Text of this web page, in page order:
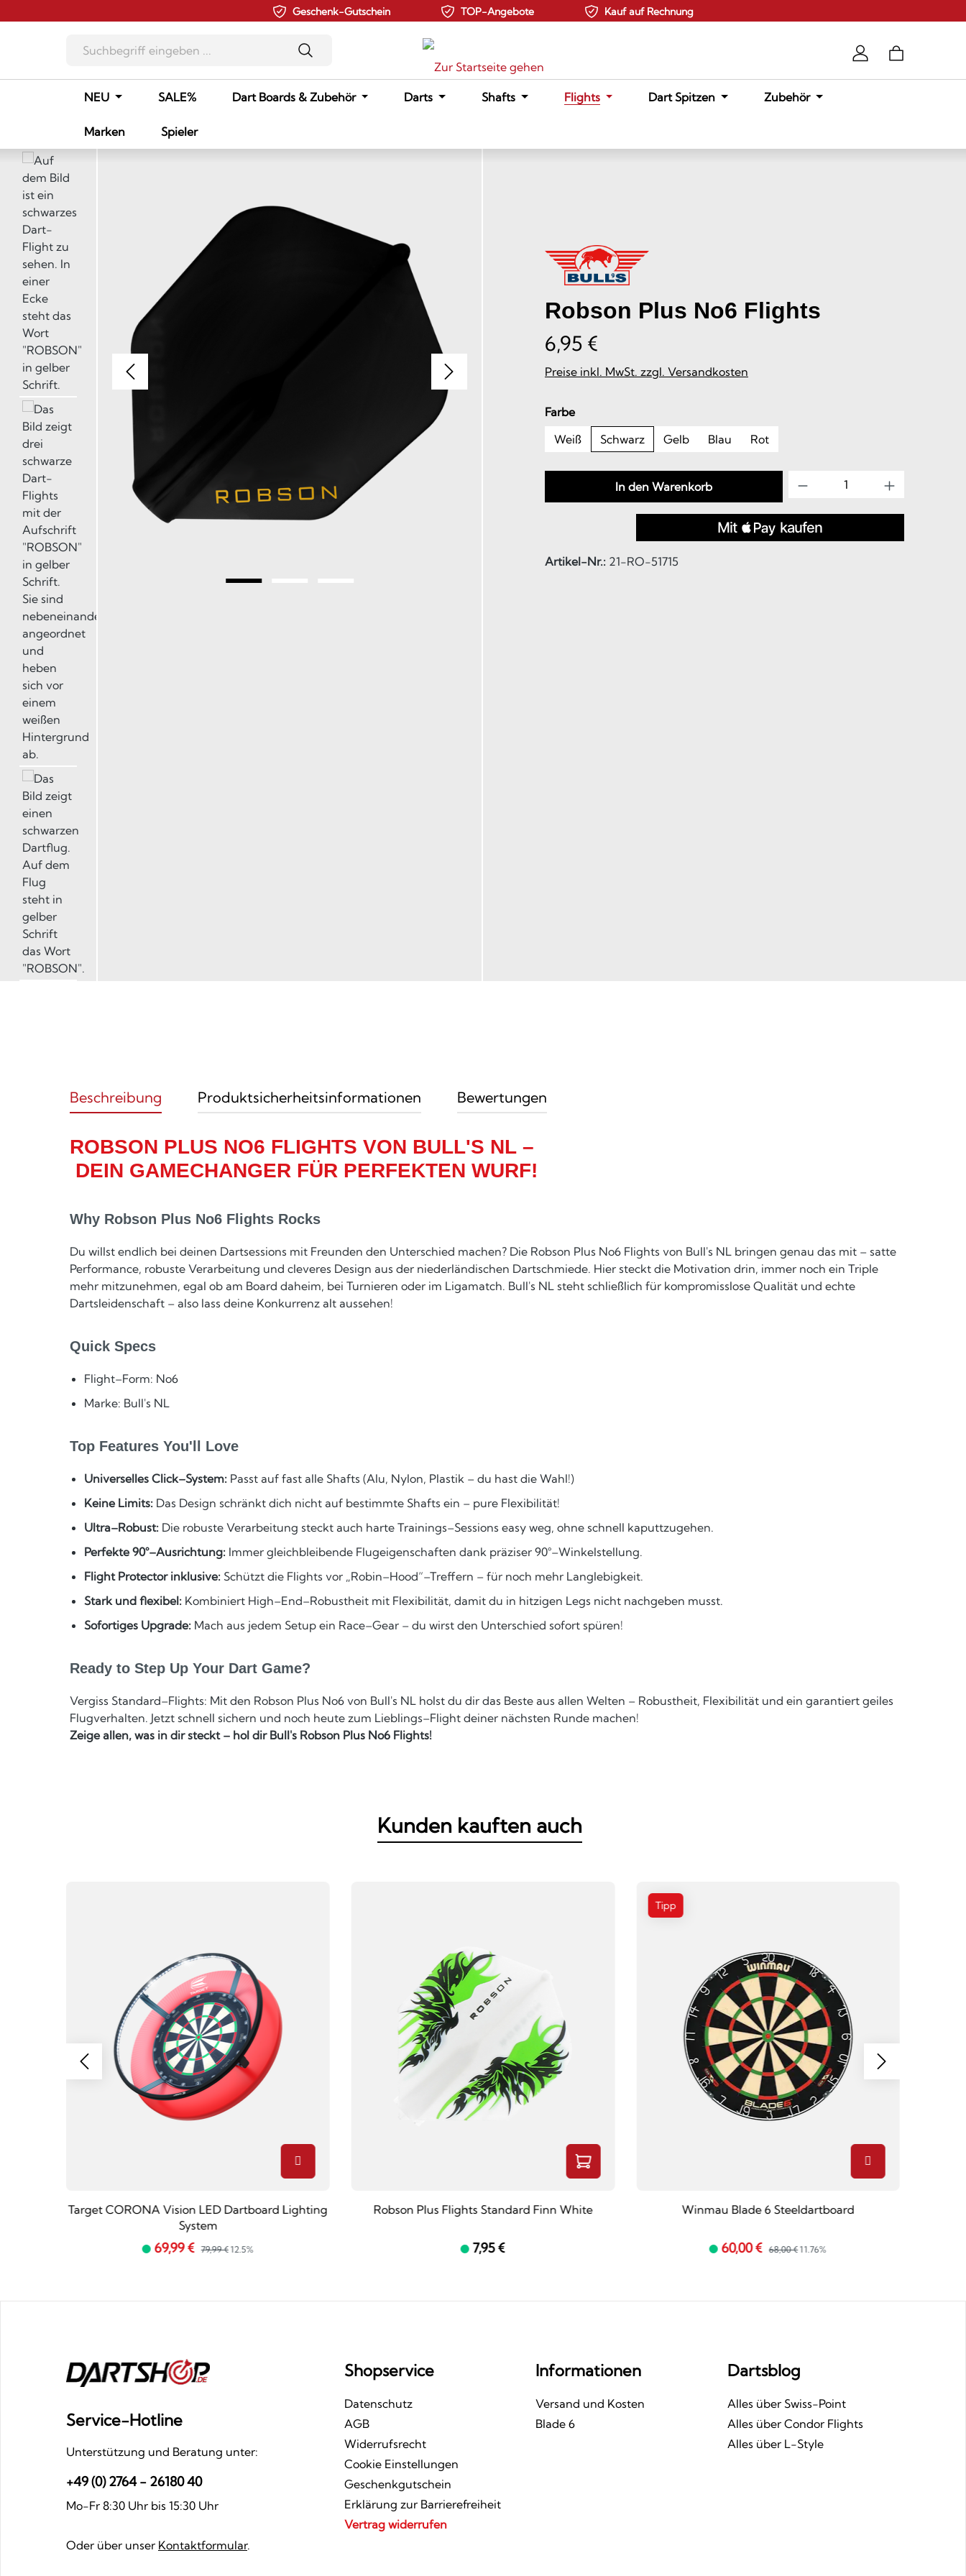
Geschenk-Gutschein TOP-Angebote Kauf auf Rechnung
NEU SALE% Dart Boards & Zubehör Darts Shafts Flights Dart Spitzen Zubehör
Marken
Spieler
Bildergalerie überspringen
Robson Plus No6 Flights
6,95 €
Preise inkl. MwSt. zzgl. Versandkosten
Farbeauswählen
Weiß
Schwarz Gelb Blau Rot
Produkt Anzahl: Gib
In den Warenkorb
Artikel-Nr.: 21-RO-51715
Beschreibung Produktsicherheitsinformationen Bewertungen
ROBSON PLUS NO6 FLIGHTS VON BULL'S NL –
DEIN GAMECHANGER FÜR PERFEKTEN WURF!
Why Robson Plus No6 Flights Rocks
Du willst endlich bei deinen Dartsessions mit Freunden den Unterschied machen? Die Robson Plus No6 Flights von Bull's NL bringen genau das mit – satte
Performance, robuste Verarbeitung und cleveres Design aus der niederländischen Dartschmiede. Hier steckt die Motivation drin, immer noch ein Triple
mehr mitzunehmen, egal ob am Board daheim, bei Turnieren oder im Ligamatch. Bull's NL steht schließlich für kompromisslose Qualität und echte
Dartsleidenschaft – also lass deine Konkurrenz alt aussehen!
Quick Specs
Flight–Form: No6
Marke: Bull's NL
Top Features You'll Love
Universelles Click–System: Passt auf fast alle Shafts (Alu, Nylon, Plastik – du hast die Wahl!)
Keine Limits: Das Design schränkt dich nicht auf bestimmte Shafts ein – pure Flexibilität!
Ultra–Robust: Die robuste Verarbeitung steckt auch harte Trainings–Sessions easy weg, ohne schnell kaputtzugehen.
Perfekte 90°–Ausrichtung: Immer gleichbleibende Flugeigenschaften dank präziser 90°–Winkelstellung.
Flight Protector inklusive: Schützt die Flights vor „Robin–Hood“–Treffern – für noch mehr Langlebigkeit.
Stark und flexibel: Kombiniert High–End–Robustheit mit Flexibilität, damit du in hitzigen Legs nicht nachgeben musst.
Sofortiges Upgrade: Mach aus jedem Setup ein Race–Gear – du wirst den Unterschied sofort spüren!
Ready to Step Up Your Dart Game?
Vergiss Standard–Flights: Mit den Robson Plus No6 von Bull's NL holst du dir das Beste aus allen Welten – Robustheit, Flexibilität und ein garantiert geiles
Flugverhalten. Jetzt schnell sichern und noch heute zum Lieblings–Flight deiner nächsten Runde machen!
Zeige allen, was in dir steckt – hol dir Bull's Robson Plus No6 Flights!
Kunden kauften auch
Target CORONA Vision LED Dartboard Lighting
System
69,99 € 79,99 € 12.5%
Robson Plus Flights Standard Finn White
7,95 €
Tipp
Winmau Blade 6 Steeldartboard
60,00 € 68,00 € 11.76%
Service-Hotline
Unterstützung und Beratung unter:
+49 (0) 2764 - 26180 40
Mo-Fr 8:30 Uhr bis 15:30 Uhr
Oder über unser Kontaktformular.
Shopservice
Datenschutz
AGB
Widerrufsrecht
Cookie Einstellungen
Geschenkgutschein
Erklärung zur Barrierefreiheit
Vertrag widerrufen
Informationen
Versand und Kosten
Blade 6
Dartsblog
Alles über Swiss-Point
Alles über Condor Flights
Alles über L-Style